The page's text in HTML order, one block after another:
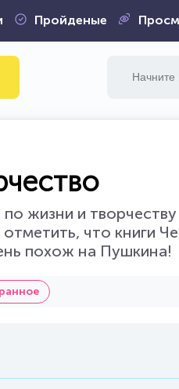
Пройденые
жизни и творчеству
что книги
похож на Пушкина!